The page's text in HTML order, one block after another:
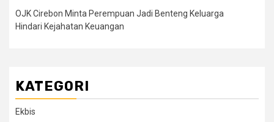
OJK Cirebon Minta Perempuan Jadi Benteng Keluarga
Hindari Kejahatan Keuangan
KATEGORI
Ekbis